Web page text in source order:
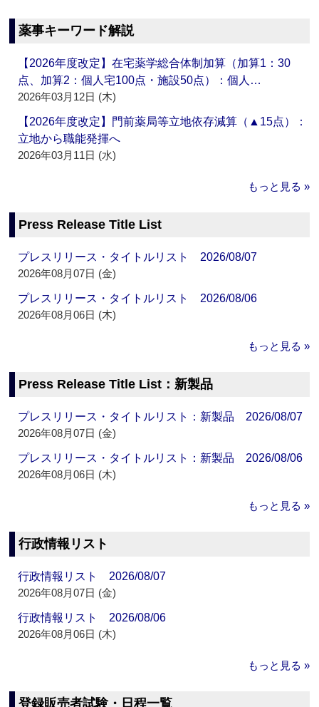
薬事キーワード解説
【2026年度改定】在宅薬学総合体制加算（加算1：30
点、加算2：個人宅100点・施設50点）：個人…
2026年03月12日 (木)
【2026年度改定】門前薬局等立地依存減算（▲15点）：
立地から職能発揮へ
2026年03月11日 (水)
もっと見る »
Press Release Title List
プレスリリース・タイトルリスト 2026/08/07
2026年08月07日 (金)
プレスリリース・タイトルリスト 2026/08/06
2026年08月06日 (木)
もっと見る »
Press Release Title List：新製品
プレスリリース・タイトルリスト：新製品 2026/08/07
2026年08月07日 (金)
プレスリリース・タイトルリスト：新製品 2026/08/06
2026年08月06日 (木)
もっと見る »
行政情報リスト
行政情報リスト 2026/08/07
2026年08月07日 (金)
行政情報リスト 2026/08/06
2026年08月06日 (木)
もっと見る »
登録販売者試験・日程一覧